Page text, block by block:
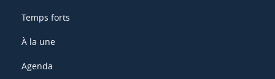
Temps forts
À la une
Agenda